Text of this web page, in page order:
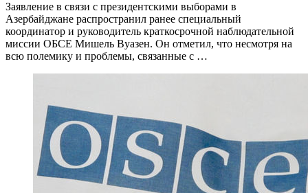
Заявление в связи с президентскими выборами в
Азербайджане распространил ранее специальный
координатор и руководитель краткосрочной наблюдательной
миссии ОБСЕ Мишель Вуазен. Он отметил, что несмотря на
всю полемику и проблемы, связанные с …